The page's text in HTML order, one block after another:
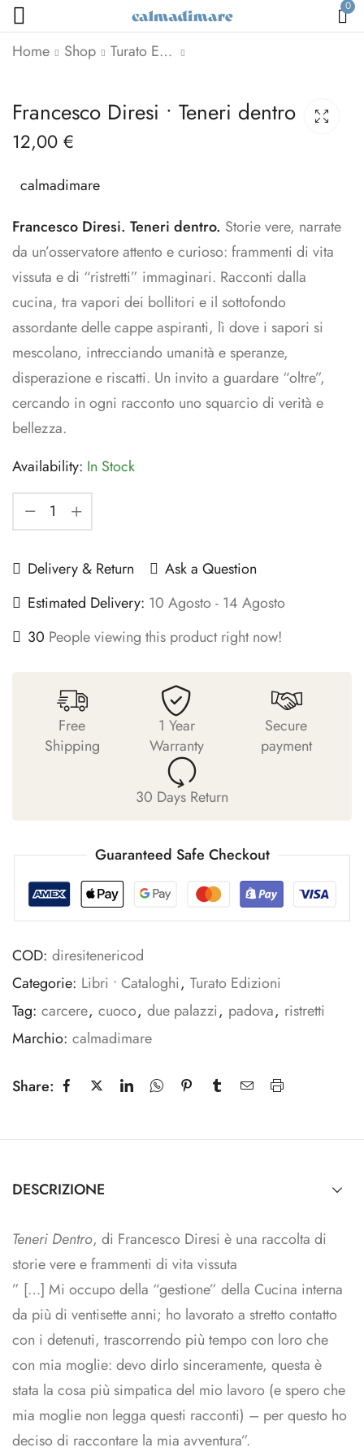
0
Home Shop Turato Edizioni
Raffaele Minotto •
Emersioni
Volantini A5 •
Insuperabili
Francesco Diresi • Teneri dentro
12,00 €
calmadimare
Francesco Diresi. Teneri dentro. Storie vere, narrate
da un’osservatore attento e curioso: frammenti di vita
vissuta e di “ristretti” immaginari. Racconti dalla
cucina, tra vapori dei bollitori e il sottofondo
assordante delle cappe aspiranti, lì dove i sapori si
mescolano, intrecciando umanità e speranze,
disperazione e riscatti. Un invito a guardare “oltre”,
cercando in ogni racconto uno squarcio di verità e
bellezza.
Availability: In Stock
Delivery & Return
Ask a Question
Estimated Delivery: 10 Agosto - 14 Agosto
30 People viewing this product right now!
Free
Shipping
1 Year
Warranty
Secure
payment
30 Days Return
Guaranteed Safe Checkout
COD: diresitenericod
Categorie: Libri • Cataloghi, Turato Edizioni
Tag: carcere, cuoco, due palazzi, padova, ristretti
Marchio: calmadimare
Share:
DESCRIZIONE
Teneri Dentro, di Francesco Diresi è una raccolta di
storie vere e frammenti di vita vissuta
” […] Mi occupo della “gestione” della Cucina interna
da più di ventisette anni; ho lavorato a stretto contatto
con i detenuti, trascorrendo più tempo con loro che
con mia moglie: devo dirlo sinceramente, questa è
stata la cosa più simpatica del mio lavoro (e spero che
mia moglie non legga questi racconti) – per questo ho
deciso di raccontare la mia avventura”.